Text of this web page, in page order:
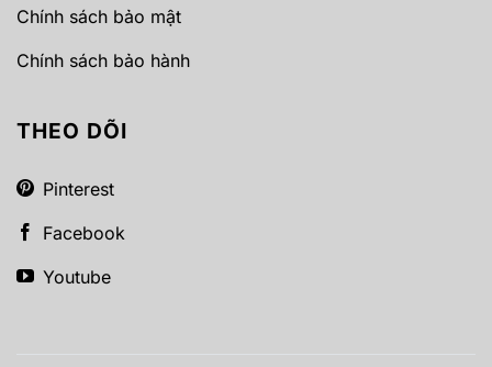
Chính sách bảo mật
Chính sách bảo hành
THEO DÕI
Pinterest
Facebook
Youtube